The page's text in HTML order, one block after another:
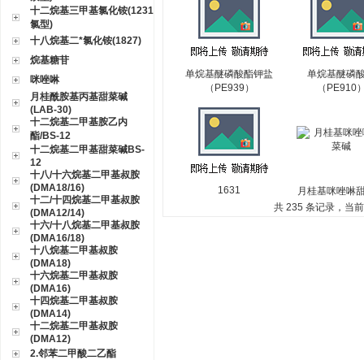
十二烷基三甲基氯化铵(1231
氯型)
十八烷基二*氯化铵(1827)
烷基糖苷
咪唑啉
月桂酰胺基丙基甜菜碱
(LAB-30)
十二烷基二甲基胺乙内
酯/BS-12
十二烷基二甲基甜菜碱BS-
12
十八/十六烷基二甲基叔胺
(DMA18/16)
十二/十四烷基二甲基叔胺
(DMA12/14)
十六/十八烷基二甲基叔胺
(DMA16/18)
十八烷基二甲基叔胺
(DMA18)
十六烷基二甲基叔胺
(DMA16)
十四烷基二甲基叔胺
(DMA14)
十二烷基二甲基叔胺
(DMA12)
2.邻苯二甲酸二乙酯
单烷基醚磷酸酯钾盐
（PE939）
单烷基醚磷
（PE910
1631
月桂基咪唑啉
共 235 条记录，当